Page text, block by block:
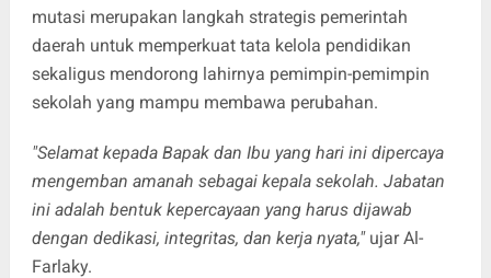
mutasi merupakan langkah strategis pemerintah
daerah untuk memperkuat tata kelola pendidikan
sekaligus mendorong lahirnya pemimpin-pemimpin
sekolah yang mampu membawa perubahan.
"Selamat kepada Bapak dan Ibu yang hari ini dipercaya
mengemban amanah sebagai kepala sekolah. Jabatan
ini adalah bentuk kepercayaan yang harus dijawab
dengan dedikasi, integritas, dan kerja nyata," ujar Al-
Farlaky.